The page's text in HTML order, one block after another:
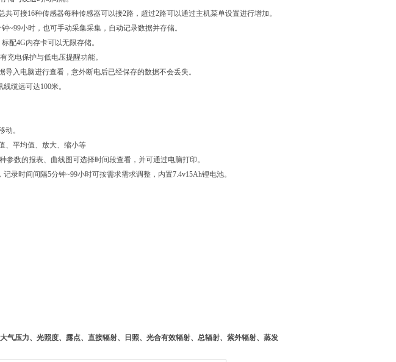
可接16种传感器每种传感器可以接2路，超过2路可以通过主机菜单设置进行增加。
~99小时，也可手动采集采集，自动记录数据并存储。
配4G内存卡可以无限存储。
充电保护与低电压提醒功能。
入电脑进行查看，意外断电后已经保存的数据不会丢失。
缆远可达100米。
动。
、平均值、放大、缩小等
参数的报表、曲线图可选择时间段查看，并可通过电脑打印。
录时间间隔5分钟~99小时可按需求需求调整，内置7.4v15Ah锂电池。
气压力、光照度、露点、直接辐射、日照、光合有效辐射、总辐射、紫外辐射、蒸发